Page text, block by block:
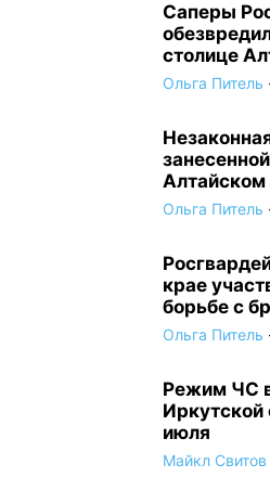
Саперы
столице
Ольга Питель
Алтайском
Ольга Питель
крае
борьбе с
Ольга Питель
Режим ЧС
Иркутской
июля
Майкл Свитов